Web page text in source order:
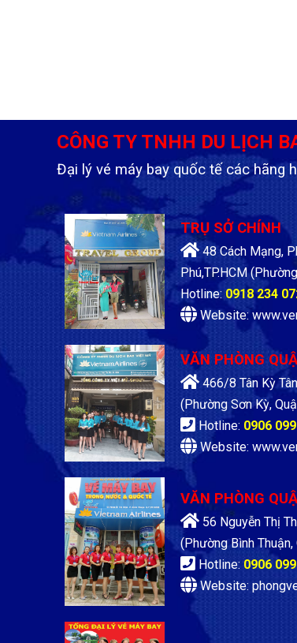
CÔNG TY TNHH DU LỊCH
Đại lý vé máy bay quốc tế các hãng
TRỤ SỞ CHÍNH
48 Cách Mạng,
Phú,TP.HCM
Hotline: 0918 234
Website:
VĂN PHÒNG
466/8 Tân Kỳ
(Phường Sơn Kỳ,
Hotline: 0906
Website:
VĂN PHÒNG
56 Nguyễn Thị
(Phường Bình Thuận,
Hotline: 0906
Website: